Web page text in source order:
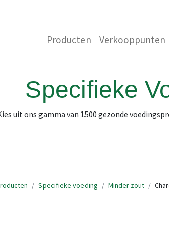
Producten Verkooppunten
Specifieke
uit ons gamma van 1500 gezonde
Specifieke voeding Minder zout